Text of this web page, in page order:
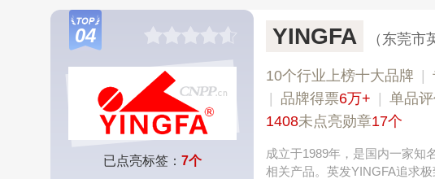
04
已点亮标签： 7个
YINGFA （东莞市
10个行业上榜十大品牌
品牌得票6万+ 单品
1408未点亮勋章17个
成立于1989年，是国内一家知
相关产品。英发YINGFA追求